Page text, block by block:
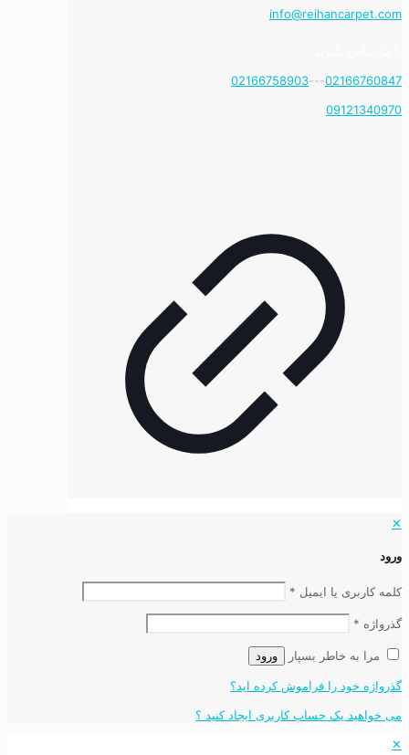
info@reihancarpet.com
02166760847
---
02166758903
09121340970
✕
ورود
کلمه کاربری یا ایمیل *
گذرواژه *
مرا به خاطر بسپار ورود
گذرواژه خود را فراموش کرده اید؟
می خواهید یک حساب کاربری ایجاد کنید ؟
✕